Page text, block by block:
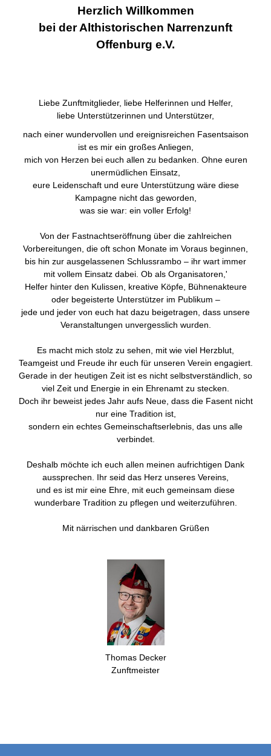
Herzlich Willkommen
bei der Althistorischen Narrenzunft
Offenburg e.V.
Liebe Zunftmitglieder, liebe Helferinnen und Helfer,
liebe Unterstützerinnen und Unterstützer,
nach einer wundervollen und ereignisreichen Fasentsaison
ist es mir ein großes Anliegen,
mich von Herzen bei euch allen zu bedanken. Ohne euren
unermüdlichen Einsatz,
eure Leidenschaft und eure Unterstützung wäre diese
Kampagne nicht das geworden,
was sie war: ein voller Erfolg!
Von der Fastnachtseröffnung über die zahlreichen
Vorbereitungen, die oft schon Monate im Voraus beginnen,
bis hin zur ausgelassenen Schlussrambo – ihr wart immer
mit vollem Einsatz dabei. Ob als Organisatoren,'
Helfer hinter den Kulissen, kreative Köpfe, Bühnenakteure
oder begeisterte Unterstützer im Publikum –
jede und jeder von euch hat dazu beigetragen, dass unsere
Veranstaltungen unvergesslich wurden.
Es macht mich stolz zu sehen, mit wie viel Herzblut,
Teamgeist und Freude ihr euch für unseren Verein engagiert.
Gerade in der heutigen Zeit ist es nicht selbstverständlich, so
viel Zeit und Energie in ein Ehrenamt zu stecken.
Doch ihr beweist jedes Jahr aufs Neue, dass die Fasent nicht
nur eine Tradition ist,
sondern ein echtes Gemeinschaftserlebnis, das uns alle
verbindet.
Deshalb möchte ich euch allen meinen aufrichtigen Dank
aussprechen. Ihr seid das Herz unseres Vereins,
und es ist mir eine Ehre, mit euch gemeinsam diese
wunderbare Tradition zu pflegen und weiterzuführen.
Mit närrischen und dankbaren Grüßen
Thomas Decker
Zunftmeister